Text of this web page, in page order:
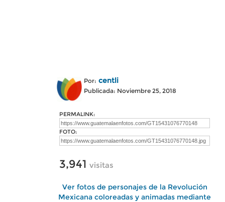
Por: centli
Publicada: Noviembre 25, 2018
PERMALINK:
FOTO:
3,941 visitas
Ver fotos de personajes de la Revolución
Mexicana coloreadas y animadas mediante